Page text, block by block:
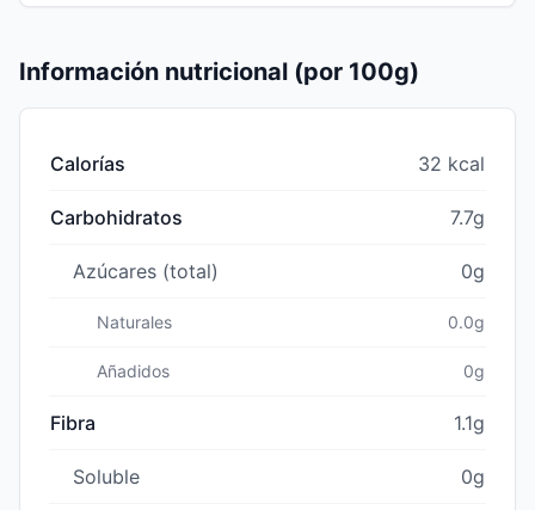
Información nutricional (por 100g)
Calorías 32 kcal
Carbohidratos 7.7g
Azúcares (total) 0g
Naturales 0.0g
Añadidos 0g
Fibra 1.1g
Soluble 0g